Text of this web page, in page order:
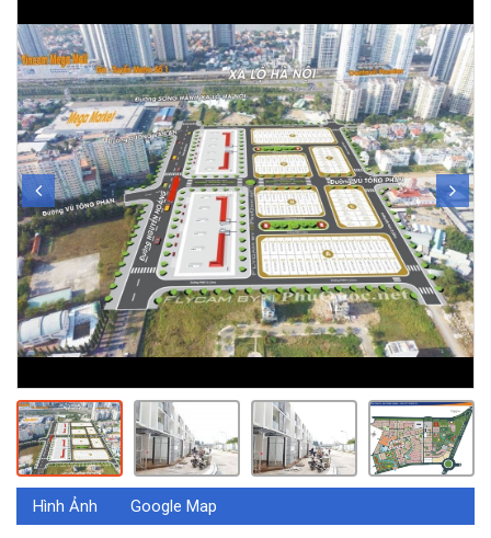
Hình Ảnh Google Map